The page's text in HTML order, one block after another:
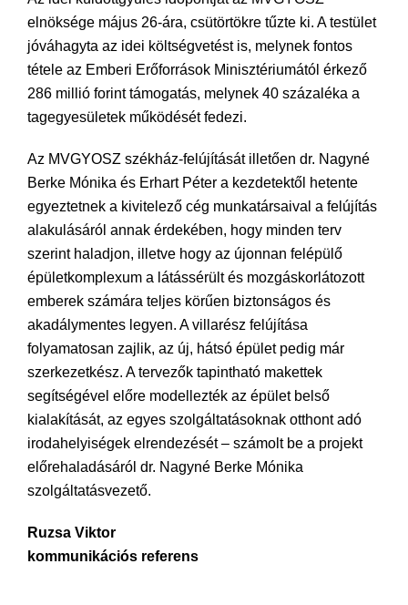
elnöksége május 26-ára, csütörtökre tűzte ki. A testület
jóváhagyta az idei költségvetést is, melynek fontos
tétele az Emberi Erőforrások Minisztériumától érkező
286 millió forint támogatás, melynek 40 százaléka a
tagegyesületek működését fedezi.
Az MVGYOSZ székház-felújítását illetően dr. Nagyné
Berke Mónika és Erhart Péter a kezdetektől hetente
egyeztetnek a kivitelező cég munkatársaival a felújítás
alakulásáról annak érdekében, hogy minden terv
szerint haladjon, illetve hogy az újonnan felépülő
épületkomplexum a látássérült és mozgáskorlátozott
emberek számára teljes körűen biztonságos és
akadálymentes legyen. A villarész felújítása
folyamatosan zajlik, az új, hátsó épület pedig már
szerkezetkész. A tervezők tapintható makettek
segítségével előre modellezték az épület belső
kialakítását, az egyes szolgáltatásoknak otthont adó
irodahelyiségek elrendezését – számolt be a projekt
előrehaladásáról dr. Nagyné Berke Mónika
szolgáltatásvezető.
Ruzsa Viktor
kommunikációs referens